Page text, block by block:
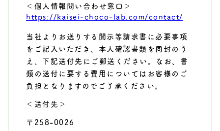
＜個人情報問い合わせ窓口＞
https://kaisei-choco-lab.com/contact/
当社よりお送りする開示等請求書に必要事項
をご記入いただき、本人確認書類を同封のう
え、下記送付先にご郵送ください。なお、書
類の送付に要する費用についてはお客様のご
負担となりますのでご了承ください。
＜送付先＞
〒258-0026